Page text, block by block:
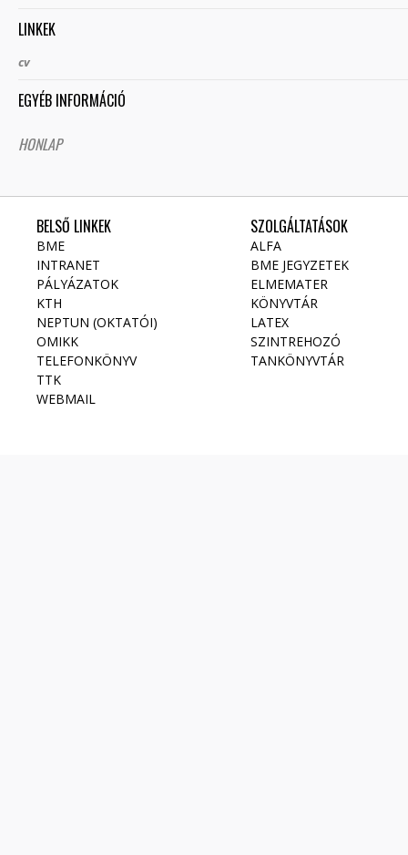
LINKEK
cv
EGYÉB INFORMÁCIÓ
HONLAP
BELSŐ LINKEK
BME
INTRANET
PÁLYÁZATOK
KTH
NEPTUN (OKTATÓI)
OMIKK
TELEFONKÖNYV
TTK
WEBMAIL
SZOLGÁLTATÁSOK
ALFA
BME JEGYZETEK
ELMEMATER
KÖNYVTÁR
LATEX
SZINTREHOZÓ
TANKÖNYVTÁR